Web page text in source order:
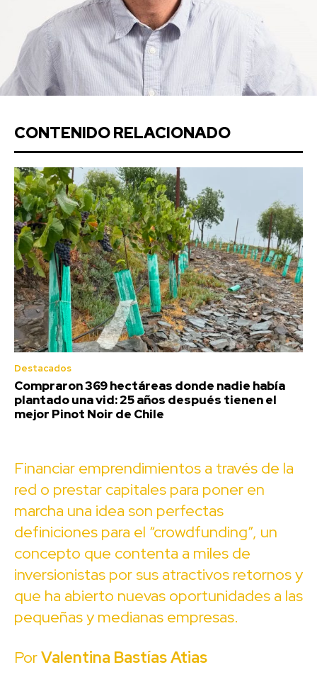
CONTENIDO RELACIONADO
Destacados
Compraron 369 hectáreas donde nadie había
plantado una vid: 25 años después tienen el
mejor Pinot Noir de Chile
Financiar emprendimientos a través de la
red o prestar capitales para poner en
marcha una idea son perfectas
definiciones para el “crowdfunding”, un
concepto que contenta a miles de
inversionistas por sus atractivos retornos y
que ha abierto nuevas oportunidades a las
pequeñas y medianas empresas.
PorValentina Bastías Atias